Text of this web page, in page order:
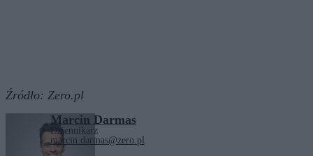
Źródło: Zero.pl
Marcin Darmas
Dziennikarz
marcin.darmas@zero.pl